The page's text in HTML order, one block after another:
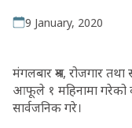
9 January, 2020
मंगलबार श्रम, रोजगार
आफूले १ महिनामा गरेको
सार्वजनिक गरे।